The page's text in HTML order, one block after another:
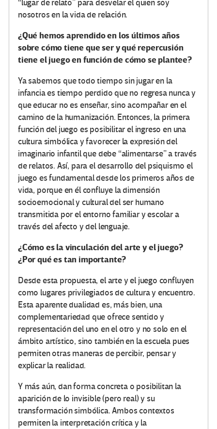
“lugar de relato” para desvelar el quien soy
nosotros en la vida de relación.
¿Qué hemos aprendido en los últimos años
sobre cómo tiene que ser y qué repercusión
tiene el juego en función de cómo se plantee?
Ya sabemos que todo tiempo sin jugar en la
infancia es tiempo perdido que no regresa nunca y
que educar no es enseñar, sino acompañar en el
camino de la humanización. Entonces, la primera
función del juego es posibilitar el ingreso en una
cultura simbólica y favorecer la expresión del
imaginario infantil que debe “alimentarse” a través
de relatos. Así, para el desarrollo del psiquismo el
juego es fundamental desde los primeros años de
vida, porque en él confluye la dimensión
socioemocional y cultural del ser humano
transmitida por el entorno familiar y escolar a
través del afecto y del lenguaje.
¿Cómo es la vinculación del arte y el juego?
¿Por qué es tan importante?
Desde esta propuesta, el arte y el juego confluyen
como lugares privilegiados de cultura y encuentro.
Esta aparente dualidad es, más bien, una
complementariedad que ofrece sentido y
representación del uno en el otro y no solo en el
ámbito artístico, sino también en la escuela pues
permiten otras maneras de percibir, pensar y
explicar la realidad.
Y más aún, dan forma concreta o posibilitan la
aparición de lo invisible (pero real) y su
transformación simbólica. Ambos contextos
permiten la interpretación crítica y la